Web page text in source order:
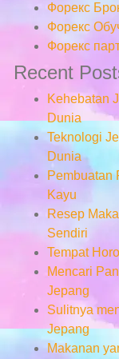
Форекс
Форекс
Форекс
Recent
Kehebatan
Dunia
Teknologi
Dunia
Pembuatan
Kayu
Resep
Sendiri
Tempat
Mencari
Jepang
Sulitnya
Jepang
Makanan